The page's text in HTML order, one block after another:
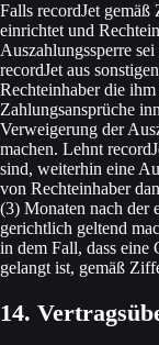
Falls recordJet
einrichtet und
Auszahlungssperre
recordJet aus
Rechteinhaber die
Zahlungsansprüche
Verweigerung der
machen. Lehnt
sind, weiterhin eine
von Rechteinhaber
(3) Monaten nach der
gerichtlich geltend
in dem Fall, dass eine
gelangt ist, gemäß
14.